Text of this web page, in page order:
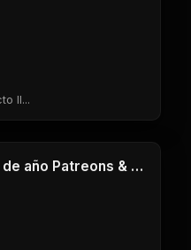
II...
1 Clases
Webinar Dark food _ Fin de año Patreons & Miembros del canal